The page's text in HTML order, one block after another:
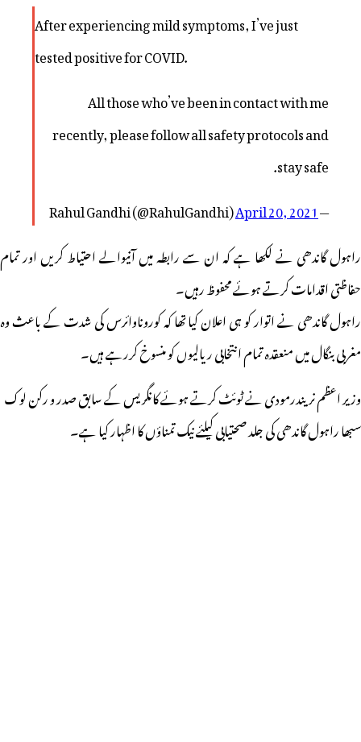
After experiencing mild symptoms, I’ve just
tested positive for COVID.
All those who’ve been in contact with me
recently, please follow all safety protocols and
stay safe.
— Rahul Gandhi (@RahulGandhi)
April 20, 2021
راہول گاندھی نے لکھا ہے کہ ان سے رابطہ میں آنیوالے احتیاط کریں اور تمام
حفاظتی اقدامات کرتے ہوئے محفوظ رہیں۔
راہول گاندھی نے اتوار کو ہی اعلان کیا تھا کہ کوروناوائرس کی شدت کے باعث وہ
مغربی بنگال میں منعقدہ تمام انتخابی ریالیوں کو منسوخ کررہے ہیں۔
وزیر اعظم نریندرمودی نے ٹوئٹ کرتے ہوئے کانگریس کے سابق صدر و رکن لوک
سبھا راہول گاندھی کی جلد صحتیابی کیلئے نیک تمناؤں کا اظہار کیا ہے۔